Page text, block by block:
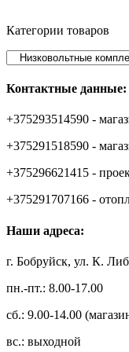
Категории товаров
Контактные данные:
+375293514590 -
+375291518590 -
+375296621415 -
+375291707166 -
Наши адреса:
г. Бобруйск, ул. К.
пн.-пт.: 8.00-17.00
сб.: 9.00-14.00
вс.: выходной